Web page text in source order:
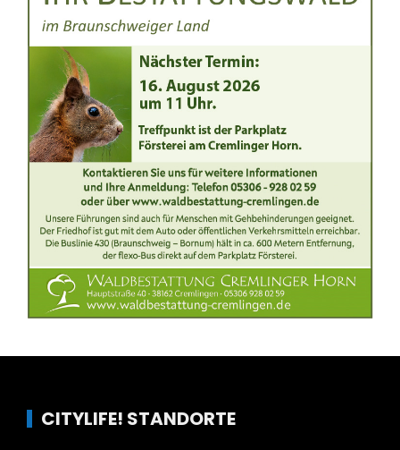
CITYLIFE! STANDORTE